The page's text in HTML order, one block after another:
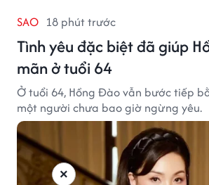
SAO 18 phút trước
Tình yêu đặc biệt đã giúp
mãn ở tuổi 64
Ở tuổi 64, Hồng Đào vẫn bước tiếp
một người chưa bao giờ ngừng yêu.
×